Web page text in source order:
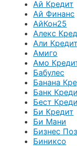
Ай Кредит
Ай Финанс
АйКон25
Алекс
Али Кредит
Амиго
Амо
Бабулес
Банана
Банк
Бест
Би Кредит
Би Мани
Бизнес
Биниксо